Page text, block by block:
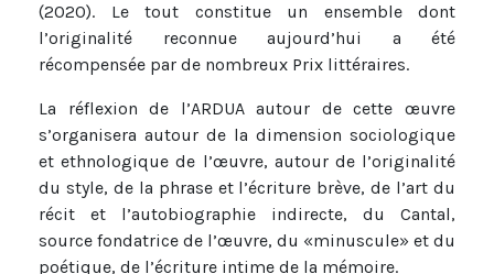
(2020). Le tout constitue un ensemble dont
l’originalité reconnue aujourd’hui a été
récompensée par de nombreux Prix littéraires.
La réflexion de l’ARDUA autour de cette œuvre
s’organisera autour de la dimension sociologique
et ethnologique de l’œuvre, autour de l’originalité
du style, de la phrase et l’écriture brève, de l’art du
récit et l’autobiographie indirecte, du Cantal,
source fondatrice de l’œuvre, du «minuscule» et du
poétique, de l’écriture intime de la mémoire.